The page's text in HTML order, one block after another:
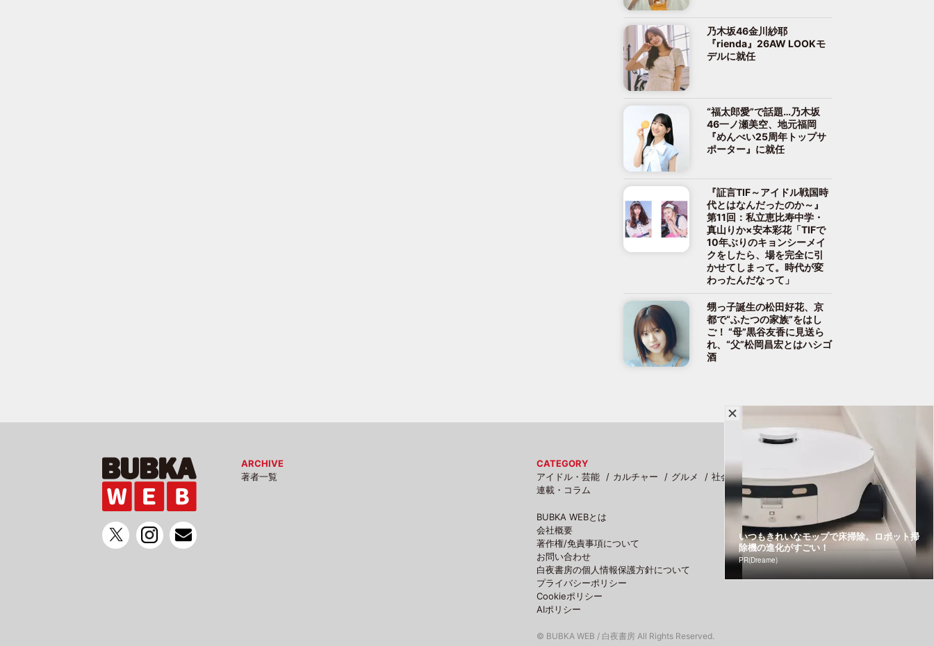
乃木坂46金川紗耶
『rienda』26AW LOOKモ
デルに就任
“福太郎愛”で話題…乃木坂
46一ノ瀬美空、地元福岡
『めんべい25周年トップサ
ポーター』に就任
『証言TIF～アイドル戦国時
代とはなんだったのか～』
第11回：私立恵比寿中学・
真山りか×安本彩花「TIFで
10年ぶりのキョンシーメイ
クをしたら、場を完全に引
かせてしまって。時代が変
わったんだなって」
甥っ子誕生の松田好花、京
都で“ふたつの家族”をはし
ご！ “母”黒谷友香に見送ら
れ、“父”松岡昌宏とはハシゴ
酒
ARCHIVE
著者一覧
CATEGORY
アイドル・芸能
カルチャー グルメ 社会
スポーツ
連載・コラム
BUBKA WEBとは
会社概要
著作権/免責事項について
お問い合わせ
白夜書房の個人情報保護方針について
プライバシーポリシー
Cookieポリシー
AIポリシー
© BUBKA WEB / 白夜書房 All Rights Reserved.
いつもきれいなモップで床掃除。ロボット掃
除機の進化がすごい！
PR(Dreame)